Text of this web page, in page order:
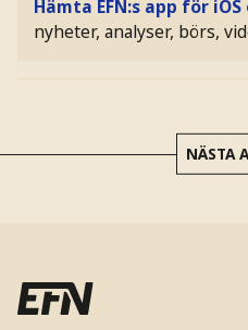
Hämta EFN:s app för
nyheter, analyser, börs,
NÄSTA